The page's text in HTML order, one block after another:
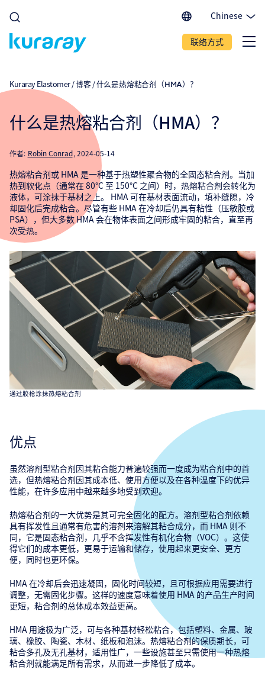
English (EU)
English (IN)
Chinese
联络方式
Kuraray Elastomer/博客 /什么是热熔粘合剂（HMA）？
什么是热熔粘合剂（HMA）？
作者: Robin Conrad 2024-05-14
热熔粘合剂或 HMA 是一种基于热塑性聚合物的全固态粘合剂。当加
热到软化点（通常在 80°C 至 150°C 之间）时，热熔粘合剂会转化为
液体，可涂抹于基材之上。 HMA 可在基材表面流动，填补缝隙，冷
却固化后完成粘合。尽管有些 HMA 在冷却后仍具有粘性（压敏胶或
PSA），但大多数 HMA 会在物体表面之间形成牢固的粘合，直至再
次受热。
通过胶枪涂抹热熔粘合剂
优点
虽然溶剂型粘合剂因其粘合能力普遍较强而一度成为粘合剂中的首
选，但热熔粘合剂因其成本低、使用方便以及在各种温度下的优异
性能，在许多应用中越来越多地受到欢迎。
热熔粘合剂的一大优势是其可完全固化的配方。溶剂型粘合剂依赖
具有挥发性且通常有危害的溶剂来溶解其粘合成分，而 HMA 则不
同，它是固态粘合剂，几乎不含挥发性有机化合物（VOC）。这使
得它们的成本更低，更易于运输和储存，使用起来更安全、更方
便，同时也更环保。
HMA 在冷却后会迅速凝固，固化时间较短，且可根据应用需要进行
调整，无需固化步骤。这样的速度意味着使用 HMA 的产品生产时间
更短，粘合剂的总体成本效益更高。
HMA 用途极为广泛，可与各种基材轻松粘合，包括塑料、金属、玻
璃、橡胶、陶瓷、木材、纸板和泡沫。热熔粘合剂的保质期长，可
粘合多孔及无孔基材，适用性广，一些设施甚至只需使用一种热熔
粘合剂就能满足所有需求，从而进一步降低了成本。